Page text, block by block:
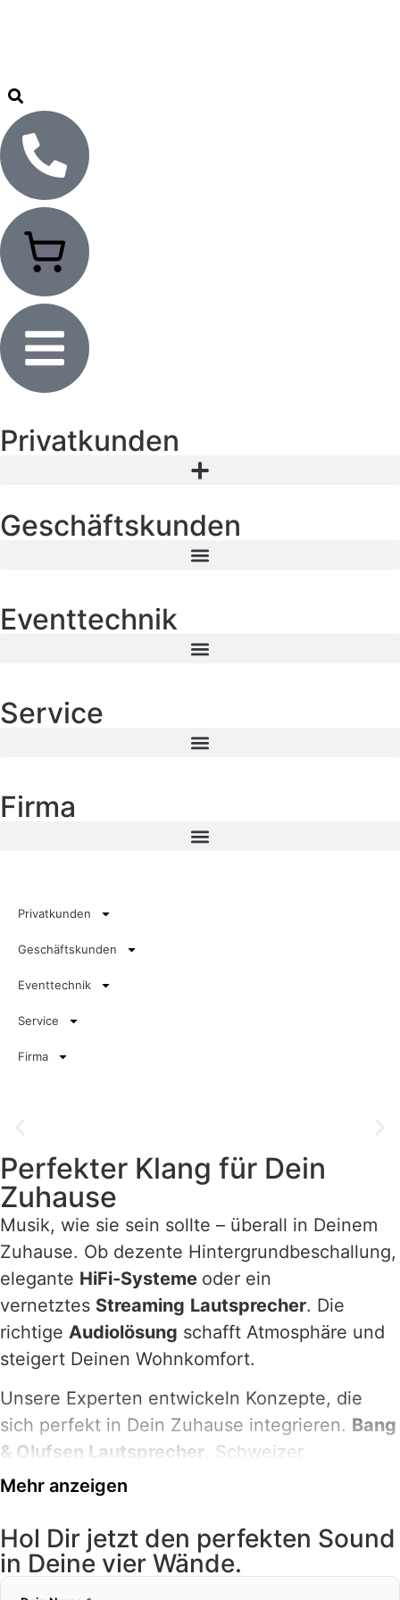
Privatkunden
Geschäftskunden
Eventtechnik
Service
Firma
Privatkunden
Geschäftskunden
Eventtechnik
Service
Firma
Audiolösung
Perfekter Klang für Dein
Zuhause
Musik, wie sie sein sollte – überall in Deinem
Zuhause. Ob dezente Hintergrundbeschallung,
elegante HiFi-Systeme oder ein
vernetztes Streaming Lautsprecher. Die
richtige Audiolösung schafft Atmosphäre und
steigert Deinen Wohnkomfort.
Unsere Experten entwickeln Konzepte, die
sich perfekt in Dein Zuhause integrieren. Bang
& Olufsen Lautsprecher , Schweizer
Lautsprecher
für eindrucksvollen Klang, ohne das
Raumdesign zu stören. Auch im Garten oder
auf der Terrasse setzen wir auf
Mehr anzeigen
Hol Dir jetzt den perfekten Sound
in Deine vier Wände.